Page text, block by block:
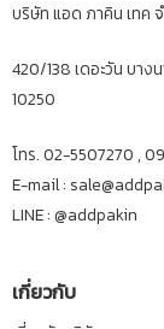
บริษัท แอด ภาคิน เทค
420/138 เดอะวัน บาง
10250
โทร. 02-5507270 ,
E-mail :
LINE : @addpakin
เกี่ยวกับ